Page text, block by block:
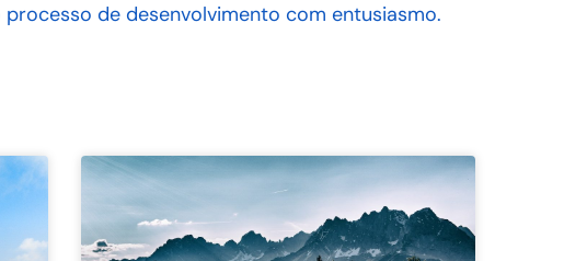
de desenvolvimento com entusiasmo.